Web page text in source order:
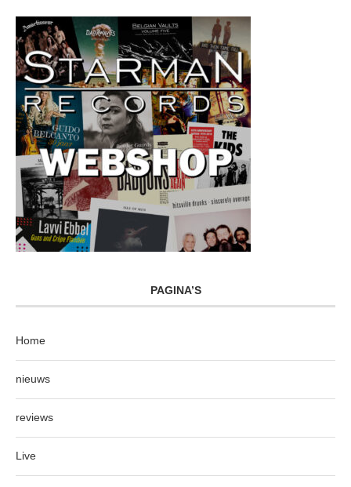
PAGINA’S
Home
nieuws
reviews
Live